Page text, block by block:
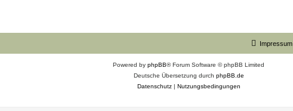
Impressum
Powered by phpBB® Forum Software © phpBB Limited
Deutsche Übersetzung durch phpBB.de
Datenschutz| Nutzungsbedingungen